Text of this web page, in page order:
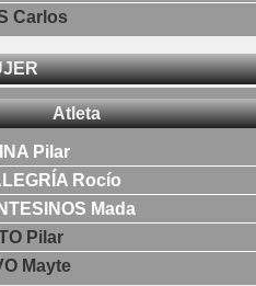
Carlos
Atleta
Pilar
Rocío
Mada
Pilar
Mayte